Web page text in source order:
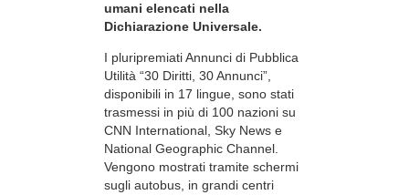
umani elencati nella
Dichiarazione Universale.
I pluripremiati Annunci di Pubblica
Utilità “30 Diritti, 30 Annunci”,
disponibili in 17 lingue, sono stati
trasmessi in più di 100 nazioni su
CNN International, Sky News e
National Geographic Channel.
Vengono mostrati tramite schermi
sugli autobus, in grandi centri